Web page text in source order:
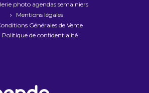
photo agendas semainiers
Mentions légales
Générales de Vente
Politique de confidentialité